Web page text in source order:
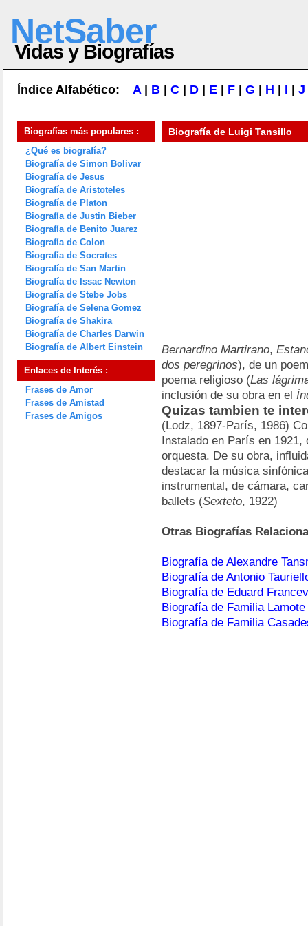
NetSaber
Vidas y Biografías
Índice Alfabético: A| B C D E F G H I J
Biografías más populares :
¿Qué es biografía?
Biografía de Simon Bolivar
Biografía de Jesus
Biografía de Aristoteles
Biografía de Platon
Biografía de Justin Bieber
Biografía de Benito Juarez
Biografía de Colon
Biografía de Socrates
Biografía de San Martin
Biografía de Issac Newton
Biografía de Stebe Jobs
Biografía de Selena Gomez
Biografía de Shakira
Biografía de Charles Darwin
Biografía de Albert Einstein
Enlaces de Interés :
Frases de Amor
Frases de Amistad
Frases de Amigos
Biografía de Luigi Tansillo
Bernardino Martirano,
dos peregrinos), de un
poema religioso (Las
inclusión de su obra en el
Quizas tambien te
(Lodz, 1897-París, 1986)
Instalado en París en
orquesta. De su obra,
destacar la música
instrumental, de cámara,
ballets (Sexteto, 1922)
Otras Biografías
Biografía de Alexandre
Biografía de Antonio
Biografía de Eduard
Biografía de Familia
Biografía de Familia